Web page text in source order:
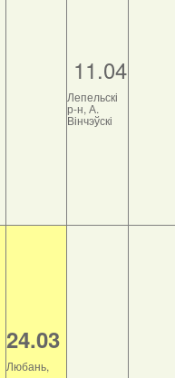
11.04
Лепельскі
р-н, А.
Вінчэўскі
24.03
Любань,